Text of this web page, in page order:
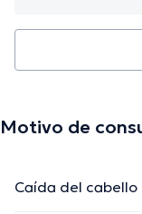
Motivo de
Caída del cabello